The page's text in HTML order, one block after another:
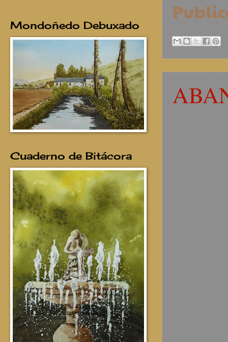
Mondoñedo Debuxado
Cuaderno de Bitácora